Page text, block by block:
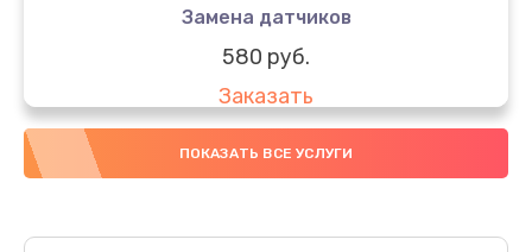
Замена датчиков
580 руб.
Заказать
Комплексная чистка
Заказать
ПОКАЗАТЬ ВСЕ УСЛУГИ